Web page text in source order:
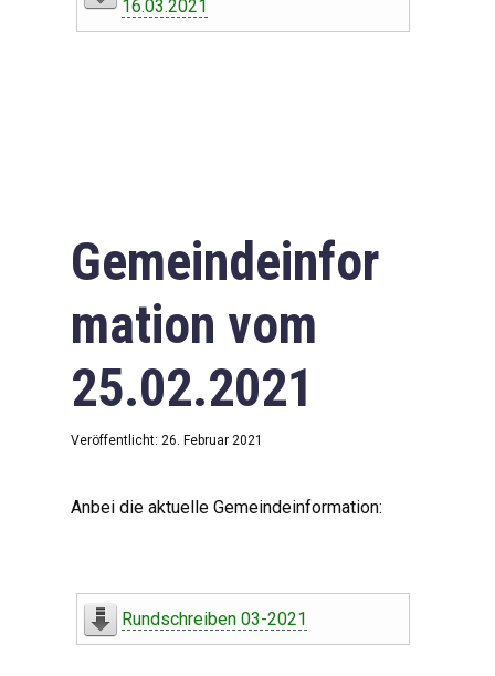
Downloads
Impressum
Datenschutzerklärung
16.03.2021
Gemeindeinfor
mation vom
25.02.2021
Veröffentlicht: 26. Februar 2021
Anbei die aktuelle Gemeindeinformation:
Rundschreiben 03-2021